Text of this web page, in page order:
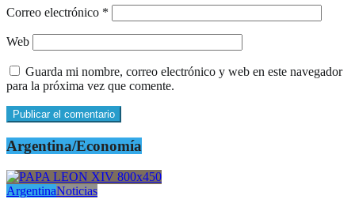
Correo electrónico *
Web
Guarda mi nombre, correo electrónico y web en este navegador
para la próxima vez que comente.
Argentina/Economía
ArgentinaNoticias